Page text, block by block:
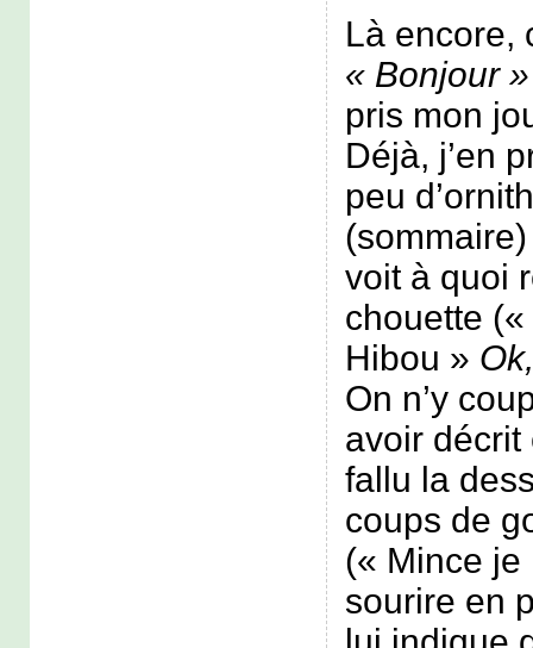
Là encore,
« Bonjour »
pris mon
Déjà, j’en
peu
(sommaire)
voit à quoi
chouette («
Hibou »
On n’y
avoir décrit
fallu la
coups de
(« Mince je
sourire en